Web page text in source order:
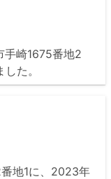
手崎1675番地2
た。
地1に、2023年